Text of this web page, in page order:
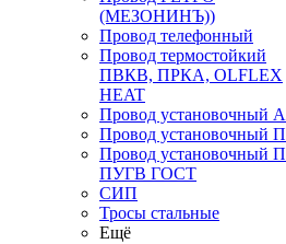
(МЕЗОНИНЪ))
Провод телефонный
Провод термостойкий
ПВКВ, ПРКА, OLFLEX
HEAT
Провод установочный
Провод установочный
Провод установочный
ПУГВ ГОСТ
СИП
Тросы стальные
Ещё